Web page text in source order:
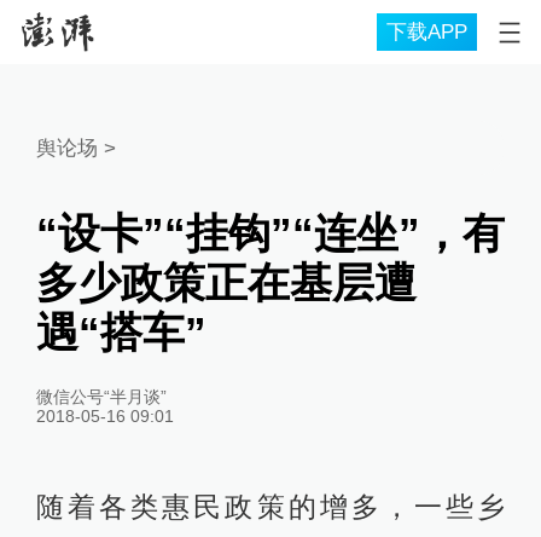
下载APP
舆论场 >
“设卡”“挂钩”“连坐”，有
多少政策正在基层遭
遇“搭车”
微信公号“半月谈”
2018-05-16 09:01
随着各类惠民政策的增多，一些乡